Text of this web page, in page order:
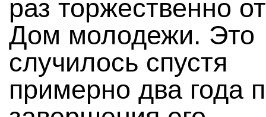
раз торжественно
Дом молодежи. Это
случилось спустя
примерно два года